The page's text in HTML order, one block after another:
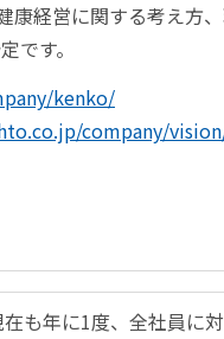
経営に関する考え方
です。
kenko/
company/
も年に1度、全社員に